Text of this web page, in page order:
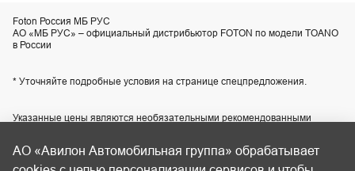
Foton Россия МБ РУС
АО «МБ РУС» – официальный дистрибьютор FOTON по модели TOANO
в России
* Уточняйте подробные условия на странице спецпредложения.
Указанные цены являются необязательными рекомендованными
осуществляется в соответствии с условиями индивидуального договора
купли-продажи, заключаемого с продавцом. Технические
АО «Авилон Автомобильная группа» обрабатывает